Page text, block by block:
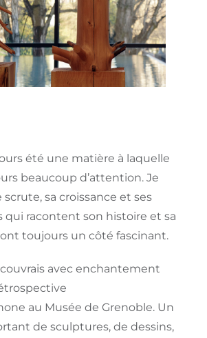
été une matière à laquelle
beaucoup d’attention. Je
scrute, sa croissance et ses
qui racontent son histoire et sa
toujours un côté fascinant.
avec enchantement
au Musée de Grenoble. Un
de sculptures, de dessins,